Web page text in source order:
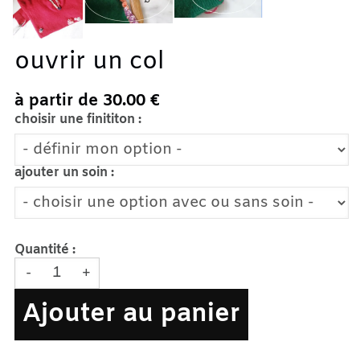
ouvrir un col
à partir de 30.00 €
choisir une finititon :
ajouter un soin :
Quantité :
- +
Ajouter au panier